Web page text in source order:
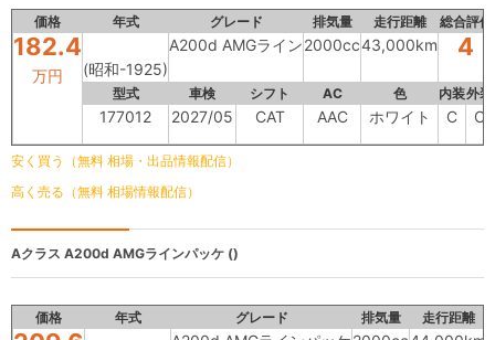
価格 年式 グレード 排気量 走行距離 総合評価
182.4
万円 (昭和-1925)
A200d AMGライン2000cc43,000km 4
型式 車検 シフト AC 色 内装外装
177012 2027/05 CAT AAC ホワイト C C
安く買う（無料 相場・出品情報配信）
高く売る（無料 相場情報配信）
Aクラス A200d AMGラインパッケ ()
価格 年式 グレード 排気量 走行距離